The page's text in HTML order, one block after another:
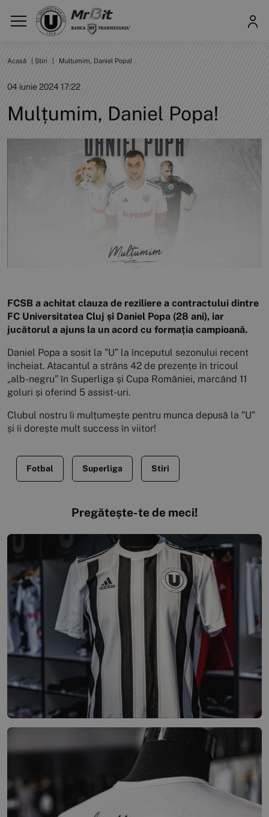
Acasă Știri Mulțumim, Daniel Popa!
04 iunie 2024 17:22
Mulțumim, Daniel Popa!
FCSB a achitat clauza de reziliere a contractului dintre
FC Universitatea Cluj și Daniel Popa (28 ani), iar
jucătorul a ajuns la un acord cu formația campioană.
Daniel Popa a sosit la ”U” la începutul sezonului recent
încheiat. Atacantul a strâns 42 de prezențe în tricoul
„alb-negru” în Superliga și Cupa României, marcând 11
goluri și oferind 5 assist-uri.
Clubul nostru îi mulțumește pentru munca depusă la ”U”
și îi dorește mult success în viitor!
Fotbal Superliga Stiri
Pregătește-te de meci!